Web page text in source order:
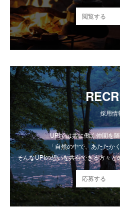
閲覧する
採用情
UPIでは共に働く仲間を
「自然の中で、あたたか
そんなUPIの想いを共有できる方々
応募する